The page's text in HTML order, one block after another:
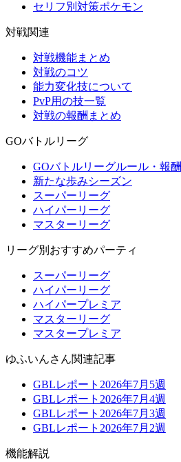
セリフ別対策ポケモン
対戦関連
対戦機能まとめ
対戦のコツ
能力変化技について
PvP用の技一覧
対戦の報酬まとめ
GOバトルリーグ
GOバトルリーグルール・報酬
新たな歩みシーズン
スーパーリーグ
ハイパーリーグ
マスターリーグ
リーグ別おすすめパーティ
スーパーリーグ
ハイパーリーグ
ハイパープレミア
マスターリーグ
マスタープレミア
ゆふいんさん関連記事
GBLレポート2026年7月5週
GBLレポート2026年7月4週
GBLレポート2026年7月3週
GBLレポート2026年7月2週
機能解説